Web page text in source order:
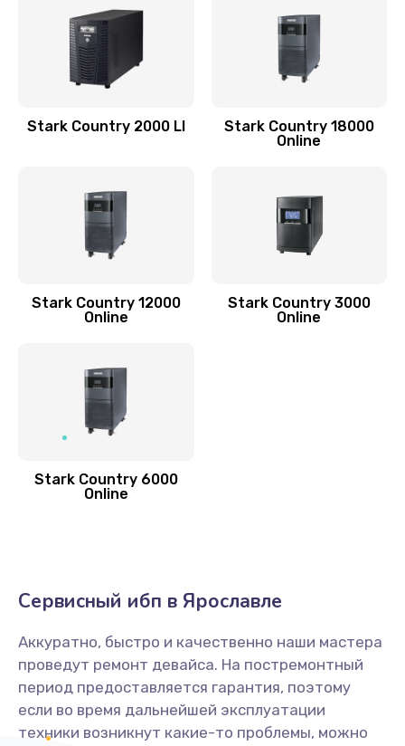
Stark Country 2000 LI
Stark Country 18000
Online
Stark Country 12000
Online
Stark Country 3000
Online
Stark Country 6000
Online
Сервисный ибп в Ярославле
Аккуратно, быстро и качественно наши мастера
проведут ремонт девайса. На постремонтный
период предоставляется гарантия, поэтому
если во время дальнейшей эксплуатации
техники возникнут какие-то проблемы, можно